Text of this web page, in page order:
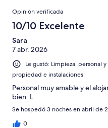
530
opiniones
Opiniones
Opinión verificada
10/10 Excelente
Sara
7 abr. 2026
Le gustó: Limpieza, personal
propiedad e instalaciones
Personal muy amable y el
bien. L
Se hospedó 3 noches en abril de
0